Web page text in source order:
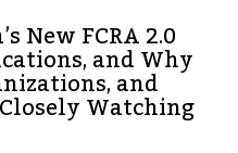
New FCRA 2.0
and Why
and
Watching